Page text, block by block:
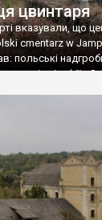
цвинтаря
вказували, що
cmentarz w
польські
епітафії…